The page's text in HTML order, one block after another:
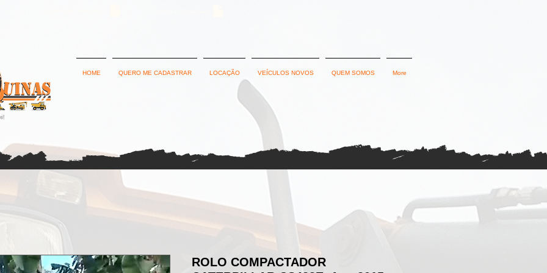
HOME QUERO ME CADASTRAR LOCAÇÃO VEÍCULOS NOVOS QUEM SOMOS More
ROLO COMPACTADOR